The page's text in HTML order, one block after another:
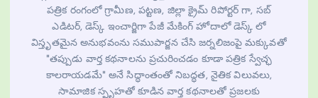
పత్రిక రంగంలో గ్రామీణ, పట్టణ, జిల్లా క్రైమ్ రిపోర్టర్ గా, సబ్
ఎడిటర్, డెస్క్ ఇంచార్జిగా పేజీ మేకింగ్ హోదాలో డెస్క్ లో
విస్తృతమైన అనుభవంను సముపార్జన చేసి జర్నలిజంపై మక్కువతో
"తప్పుడు వార్త కథనాలను ప్రచురించడం కూడా పత్రిక స్వేచ్ఛ
కాలరాయడమే" అనే సిద్ధాంతంతో నిబద్ధత, నైతిక విలువలు,
సామాజిక స్పృహతో కూడిన వార్త కథనాలతో ప్రజలకు